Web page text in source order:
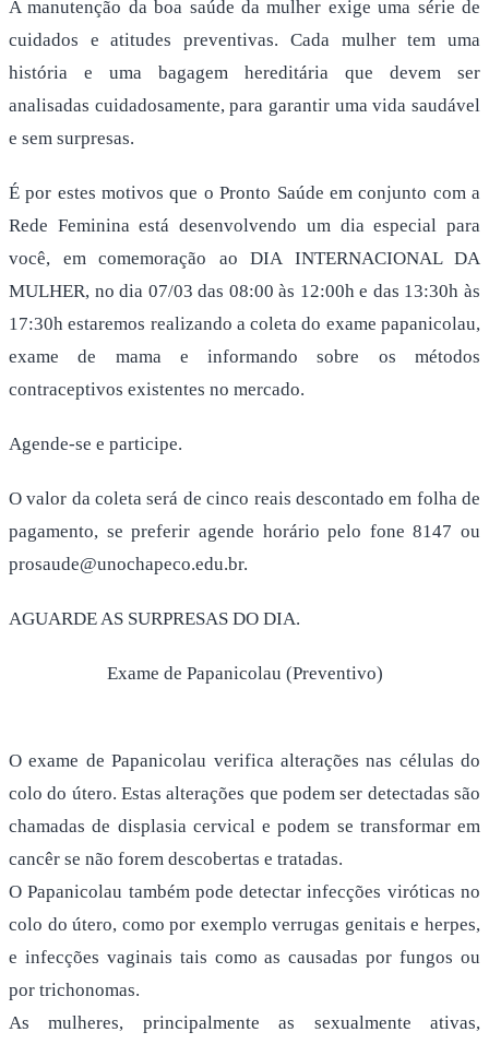
A manutenção da boa saúde da mulher exige uma série de
cuidados e atitudes preventivas. Cada mulher tem uma
história e uma bagagem hereditária que devem ser
analisadas cuidadosamente, para garantir uma vida saudável
e sem surpresas.
É por estes motivos que o Pronto Saúde em conjunto com a
Rede Feminina está desenvolvendo um dia especial para
você, em comemoração ao DIA INTERNACIONAL DA
MULHER, no dia 07/03 das 08:00 às 12:00h e das 13:30h às
17:30h estaremos realizando a coleta do exame papanicolau,
exame de mama e informando sobre os métodos
contraceptivos existentes no mercado.
Agende-se e participe.
O valor da coleta será de cinco reais descontado em folha de
pagamento, se preferir agende horário pelo fone 8147 ou
prosaude@unochapeco.edu.br.
AGUARDE AS SURPRESAS DO DIA.
Exame de Papanicolau (Preventivo)
O exame de Papanicolau verifica alterações nas células do
colo do útero. Estas alterações que podem ser detectadas são
chamadas de displasia cervical e podem se transformar em
cancêr se não forem descobertas e tratadas.
O Papanicolau também pode detectar infecções viróticas no
colo do útero, como por exemplo verrugas genitais e herpes,
e infecções vaginais tais como as causadas por fungos ou
por trichonomas.
As mulheres, principalmente as sexualmente ativas,